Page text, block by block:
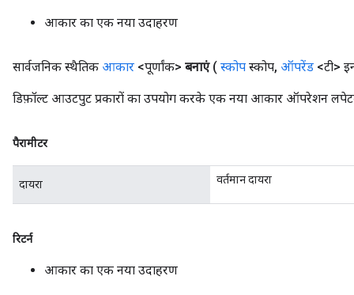
आकार का एक नया उदाहरण
सार्वजनिक स्थैतिक आकार <पूर्णांक> बनाएं ( स्कोप स्कोप, ऑपरेंड <टी>
डिफ़ॉल्ट आउटपुट प्रकारों का उपयोग करके एक नया आकार ऑपरेशन
पैरामीटर
दायरा वर्तमान दायरा
रिटर्न
आकार का एक नया उदाहरण